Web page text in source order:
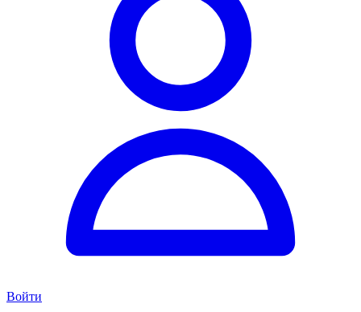
Войти